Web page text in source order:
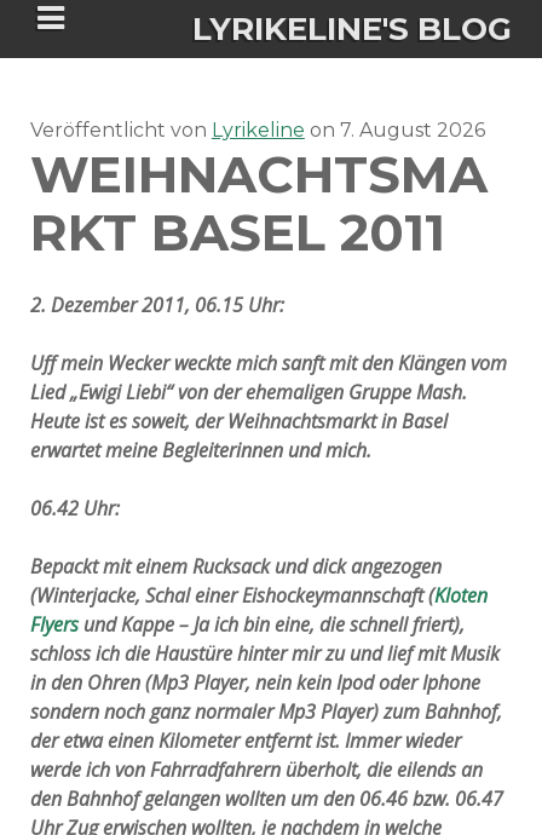
LYRIKELINE'S BLOG
Tania Morgan's Blog über alles, was
sie im Leben bewegt.
IGASHO UND CHIMALIS KAYA
NIEMALS FÜR IMMER (ROMAN)
NIGHTMARES
BÜCHERSHOPS
DATENSCHUTZERKLÄRUNG
IMPRESSUM
Veröffentlicht von Lyrikeline on 7. August 2026
WEIHNACHTSMA
RKT BASEL 2011
2. Dezember 2011, 06.15 Uhr:
Uff mein Wecker weckte mich sanft mit den Klängen vom
Lied „Ewigi Liebi“ von der ehemaligen Gruppe Mash.
Heute ist es soweit, der Weihnachtsmarkt in Basel
erwartet meine Begleiterinnen und mich.
06.42 Uhr:
Bepackt mit einem Rucksack und dick angezogen
(Winterjacke, Schal einer Eishockeymannschaft (Kloten
Flyersund Kappe – Ja ich bin eine, die schnell friert),
schloss ich die Haustüre hinter mir zu und lief mit Musik
in den Ohren (Mp3 Player, nein kein Ipod oder Iphone
sondern noch ganz normaler Mp3 Player) zum Bahnhof,
der etwa einen Kilometer entfernt ist. Immer wieder
werde ich von Fahrradfahrern überholt, die eilends an
den Bahnhof gelangen wollten um den 06.46 bzw. 06.47
Uhr Zug erwischen wollten, je nachdem in welche